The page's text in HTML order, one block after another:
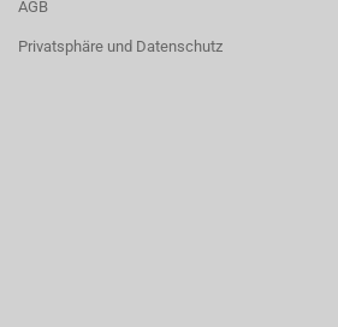
AGB
Privatsphäre und Datenschutz